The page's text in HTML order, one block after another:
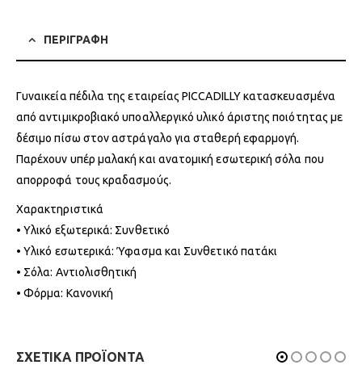
ΠΕΡΙΓΡΑΦΗ
Γυναικεία πέδιλα της εταιρείας PICCADILLY κατασκευασμένα
από αντιμικροβιακό υποαλλεργικό υλικό άριστης ποιότητας με
δέσιμο πίσω στον αστράγαλο για σταθερή εφαρμογή.
Παρέχουν υπέρ μαλακή και ανατομική εσωτερική σόλα που
απορροφά τους κραδασμούς.
Χαρακτηριστικά
• Υλικό εξωτερικά: Συνθετικό
• Υλικό εσωτερικά: Ύφασμα και Συνθετικό πατάκι
• Σόλα: Αντιολισθητική
• Φόρμα: Κανονική
ΣΧΕΤΙΚΑ ΠΡΟΪΟΝΤΑ